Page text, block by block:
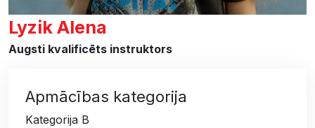
Lyzik Alena
Augsti kvalificēts instruktors
Apmācības kategorija
Kategorija B